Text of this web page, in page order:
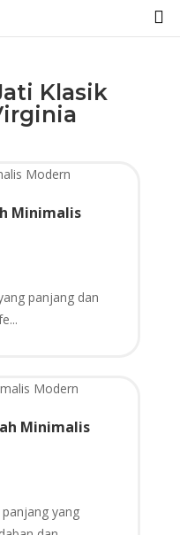

Klasik
Minimalis
panjang dan
Minimalis
yang